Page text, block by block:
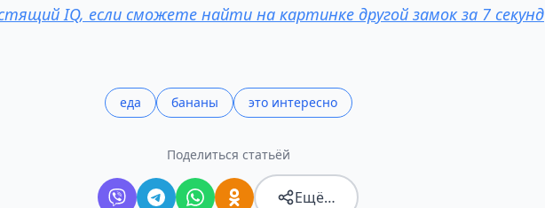
IQ, если сможете найти на картинке другой замок за 7 секунд
еда бананы это интересно
Поделиться статьёй
Ещё…